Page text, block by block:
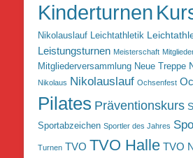
Kinderturnen
Nikolauslauf Leichtathletik
Leistungsturnen Meisterschaft
Mitgliederversammlung Neue Treppe
Nikolaus Nikolauslauf Ochsenfest
Pilates Präventionskurs
Sportabzeichen Sportler des Jahres
Turnen TVO TVO Halle TVO